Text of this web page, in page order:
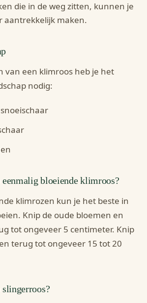
die in de weg zitten, kunnen je
aantrekkelijk maken.
van een klimroos heb je het
nodig:
eenmalig bloeiende klimroos?
klimrozen kun je het beste in
Knip de oude bloemen en
tot ongeveer 5 centimeter. Knip
terug tot ongeveer 15 tot 20
slingerroos?